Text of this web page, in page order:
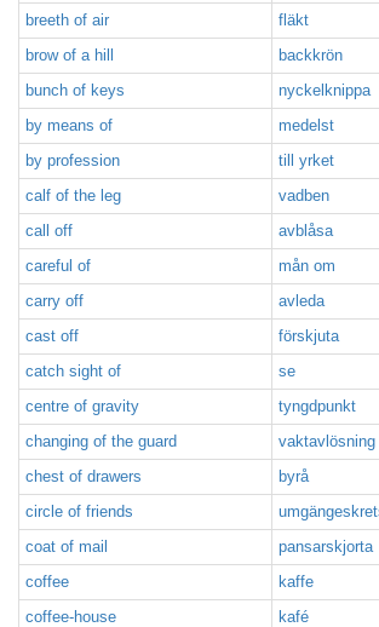
breeth of air
fläkt
brow of a hill
backkrön
bunch of keys
nyckelknippa
by means of
medelst
by profession
till yrket
calf of the leg
vadben
call off
avblåsa
careful of
mån om
carry off
avleda
cast off
förskjuta
catch sight of
se
centre of gravity
tyngdpunkt
changing of the guard
vaktavlösning
chest of drawers
byrå
circle of friends
coat of mail
pansarskjorta
coffee
kaffe
coffee-house
kafé